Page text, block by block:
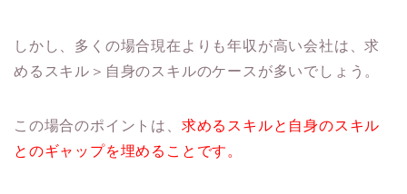
しかし、多くの場合現在よりも年収が高い会社は、求
めるスキル＞自身のスキルのケースが多いでしょう。
この場合のポイントは、 求めるスキルと自身のスキル
とのギャップを埋めることです。